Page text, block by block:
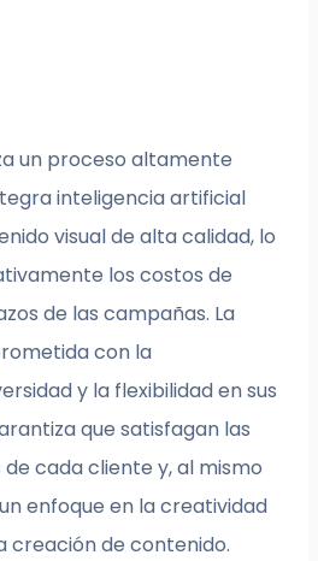
un proceso altamente
inteligencia artificial
visual de alta calidad, lo
los costos de
de las campañas. La
con la
y la flexibilidad en sus
que satisfagan las
cada cliente y, al mismo
enfoque en la creatividad
creación de contenido.